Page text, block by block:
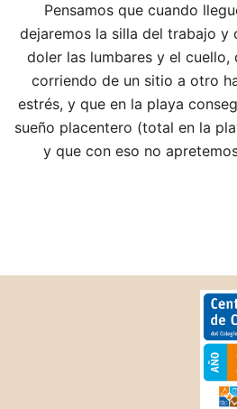
Pensamos que cuando
dejaremos la silla del trabajo y
doler las lumbares y el cuello,
corriendo de un sitio a otro
estrés, y que en la playa
sueño placentero (total en la
y que con eso no